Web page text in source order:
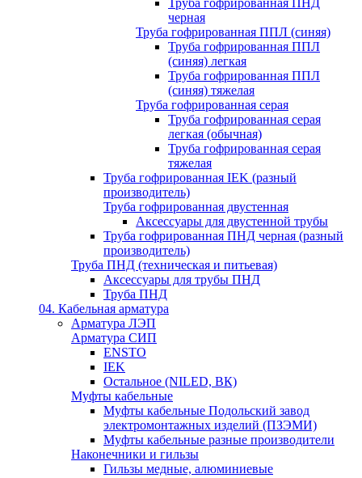
черная
Труба гофрированная ППЛ (синяя)
Труба гофрированная ППЛ
(синяя) легкая
Труба гофрированная ППЛ
(синяя) тяжелая
Труба гофрированная серая
Труба гофрированная серая
легкая (обычная)
Труба гофрированная серая
тяжелая
Труба гофрированная IEK (разный
производитель)
Труба гофрированная двустенная
Аксессуары для двустенной трубы
Труба гофрированная ПНД черная (разный
производитель)
Труба ПНД (техническая и питьевая)
Аксессуары для трубы ПНД
Труба ПНД
04. Кабельная арматура
Арматура ЛЭП
Арматура СИП
ENSTO
IEK
Остальное (NILED, ВК)
Муфты кабельные
Муфты кабельные Подольский завод
электромонтажных изделий (ПЗЭМИ)
Муфты кабельные разные производители
Наконечники и гильзы
Гильзы медные, алюминиевые